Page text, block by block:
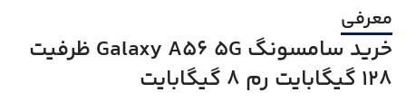
معرفی
خرید سامسونگ Galaxy A56 5G ظرفیت
128 گیگابایت رم 8 گیگابایت